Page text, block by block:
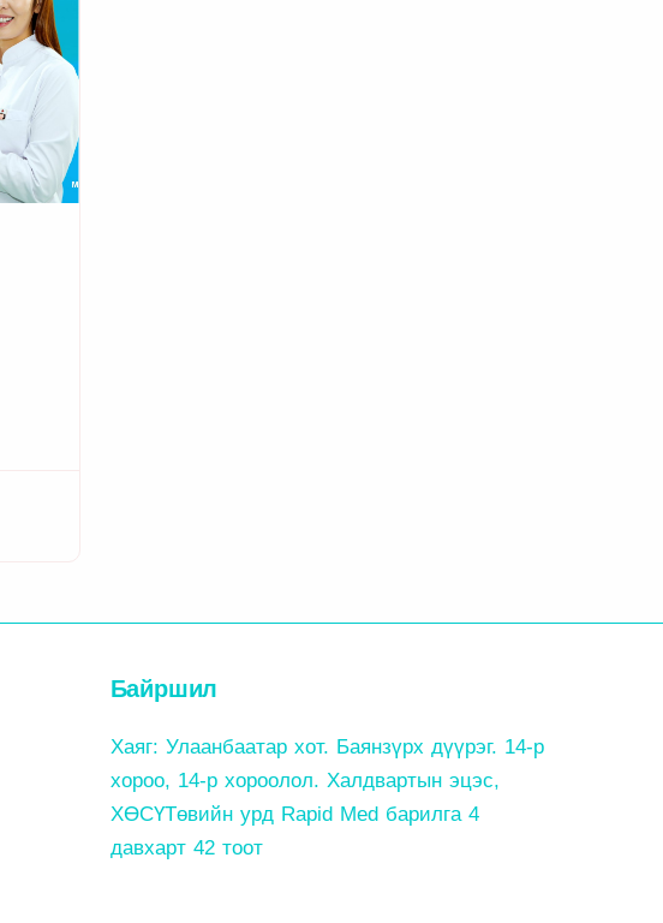
Байршил
Хаяг: Улаанбаатар хот. Баянзүрх дүүрэг. 14-р
хороо, 14-р хороолол. Халдвартын эцэс,
ХӨСҮТөвийн урд Rapid Med барилга 4
давхарт 42 тоот